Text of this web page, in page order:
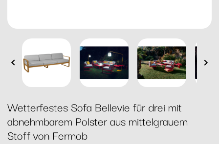
 
Wetterfestes Sofa Bellevie für drei mit
abnehmbarem Polster aus mittelgrauem
Stoff von Fermob